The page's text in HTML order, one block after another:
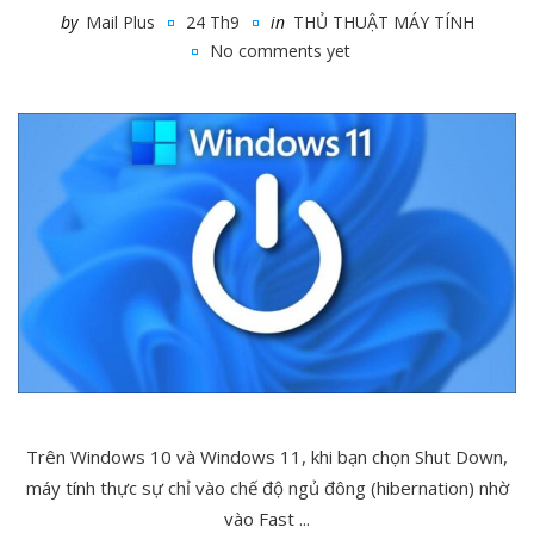
by Mail Plus 24 Th9 in THỦ THUẬT MÁY TÍNH
No comments yet
Trên Windows 10 và Windows 11, khi bạn chọn Shut Down,
máy tính thực sự chỉ vào chế độ ngủ đông (hibernation) nhờ
vào Fast ...